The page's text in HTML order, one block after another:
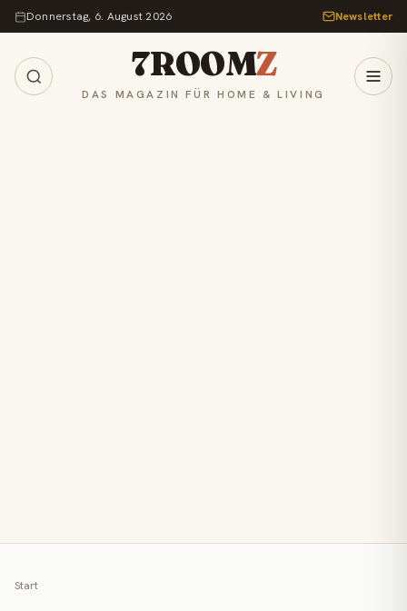
Zum Inhalt springen
Donnerstag, 6. August 2026 Newsletter
7ROOMZ
DAS MAGAZIN FÜR HOME & LIVING
Start